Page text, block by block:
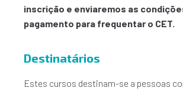
inscrição e enviaremos as
pagamento para frequentar o CET.
Destinatários
Estes cursos destinam-se a pessoas